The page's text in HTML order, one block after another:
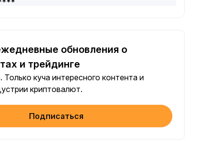
Поделиться статьей в социальных сетях (0/5)
каждого+2
бота $100+
свою личность
обновления о
и трейдинге
Только куча интересного контента и
криптовалют.
Подписаться